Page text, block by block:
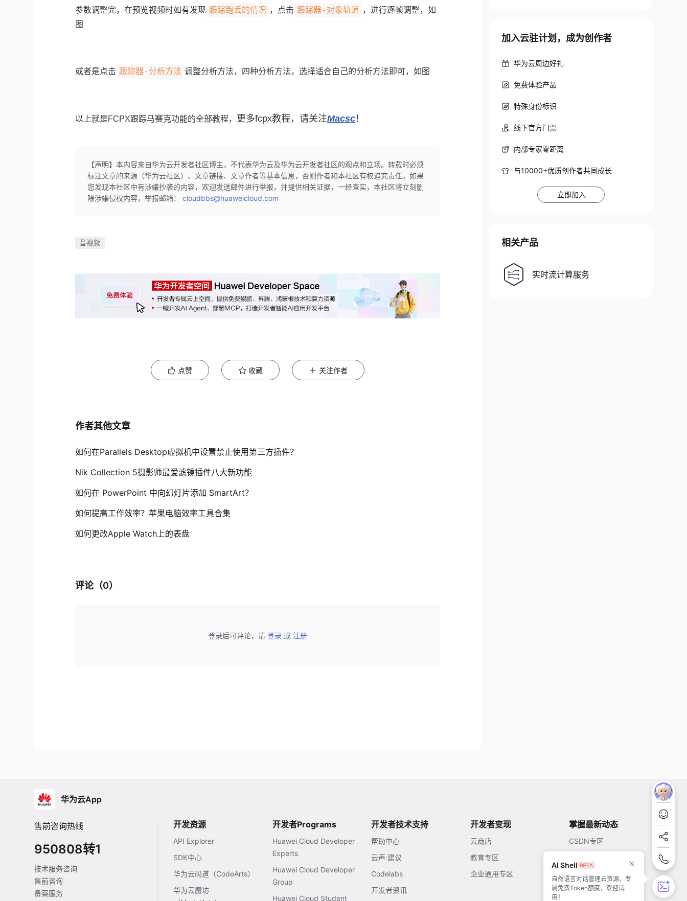
参数调整完，在预览视频时如有发现 跟踪跑丢的情况 ，点击 跟踪器-对象轨道 ，进行逐帧调整，如
图
或者是点击 跟踪器-分析方法 调整分析方法，四种分析方法，选择适合自己的分析方法即可，如图
以上就是FCPX跟踪马赛克功能的全部教程， 更多fcpx教程，请关注Macsc！
【声明】本内容来自华为云开发者社区博主，不代表华为云及华为云开发者社区的观点和立场。转载时必须
标注文章的来源（华为云社区）、文章链接、文章作者等基本信息，否则作者和本社区有权追究责任。如果
您发现本社区中有涉嫌抄袭的内容，欢迎发送邮件进行举报，并提供相关证据，一经查实，本社区将立刻删
除涉嫌侵权内容，举报邮箱：cloudbbs@huaweicloud.com
音视频
点赞 收藏 关注作者
作者其他文章
如何在Parallels Desktop虚拟机中设置禁止使用第三方插件？
Nik Collection 5摄影师最爱滤镜插件八大新功能
如何在 PowerPoint 中向幻灯片添加 SmartArt？
如何提高工作效率？苹果电脑效率工具合集
如何更改Apple Watch上的表盘
评论（0）
登录后可评论，请 登录 或 注册
加入云驻计划，成为创作者
华为云周边好礼
免费体验产品
特殊身份标识
线下官方门票
内部专家零距离
与10000+优质创作者共同成长
立即加入
相关产品
实时流计算服务
AI Shell
自然语言对话管理云资源，专
属免费Token额度，欢迎试
用！
华为云App
售前咨询热线
950808转1
技术服务咨询
售前咨询
备案服务
开发资源
API Explorer
SDK中心
华为云码道（CodeArts）
华为云魔坊
开发者Programs
Huawei Cloud Developer
Experts
Huawei Cloud Developer
Group
Huawei Cloud Student
开发者技术支持
帮助中心
云声·建议
Codelabs
开发者资讯
开发者变现
云商店
教育专区
企业通用专区
掌握最新动态
CSDN专区
开源中国
51CTO